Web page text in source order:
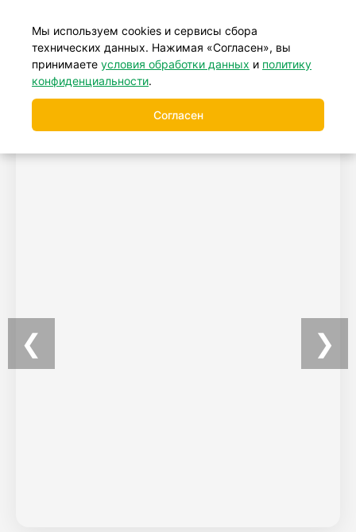
+7 (499) 877-39-88
❮ ❯
Мы используем cookies и сервисы сбора
технических данных. Нажимая «Согласен», вы
принимаете условия обработки данных и политику
конфиденциальности.
Согласен